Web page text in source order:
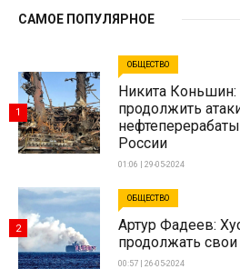
САМОЕ ПОПУЛЯРНОЕ
ОБЩЕСТВО
Никита Коньшин:
продолжить
России
01:06 | 29-05-2024
1
ОБЩЕСТВО
Артур Фадеев:
продолжать
00:57 | 26-05-2024
2